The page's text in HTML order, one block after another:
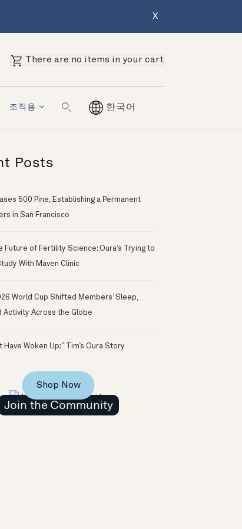
X
There are no items in your cart
조직용 한국어
Posts
500 Pine, Establishing a Permanent
in San Francisco
Future of Fertility Science: Oura’s Trying to
With Maven Clinic
World Cup Shifted Members’ Sleep,
Activity Across the Globe
Have Woken Up:” Tim’s Oura Story
Join the Community
Shop Now